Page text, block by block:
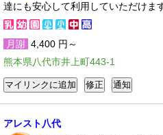
達にも安心して利用していただけます
月謝 4,400 円～
熊本県八代市井上町443-1
アレスト八代